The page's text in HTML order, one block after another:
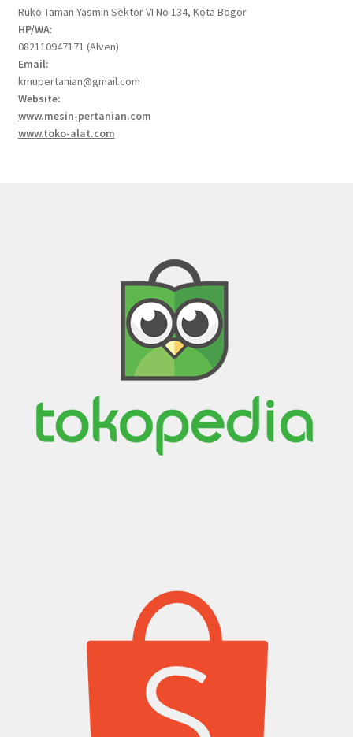
Ruko Taman Yasmin Sektor VI No 134, Kota Bogor
HP/WA:
082110947171 (Alven)
Email:
kmupertanian@gmail.com
Website:
www.mesin-pertanian.com
www.toko-alat.com